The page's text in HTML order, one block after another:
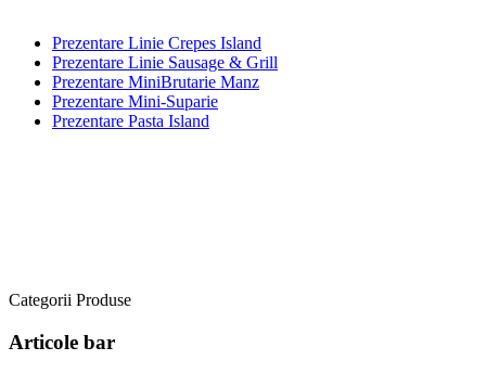
Prezentare Linie Crepes Island
Prezentare Linie Sausage & Grill
Prezentare MiniBrutarie Manz
Prezentare Mini-Suparie
Prezentare Pasta Island
Categorii Produse
Articole bar